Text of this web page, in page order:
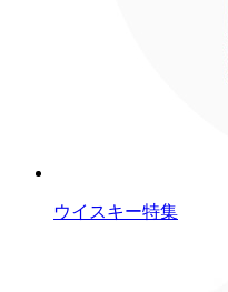
ウイスキー特集